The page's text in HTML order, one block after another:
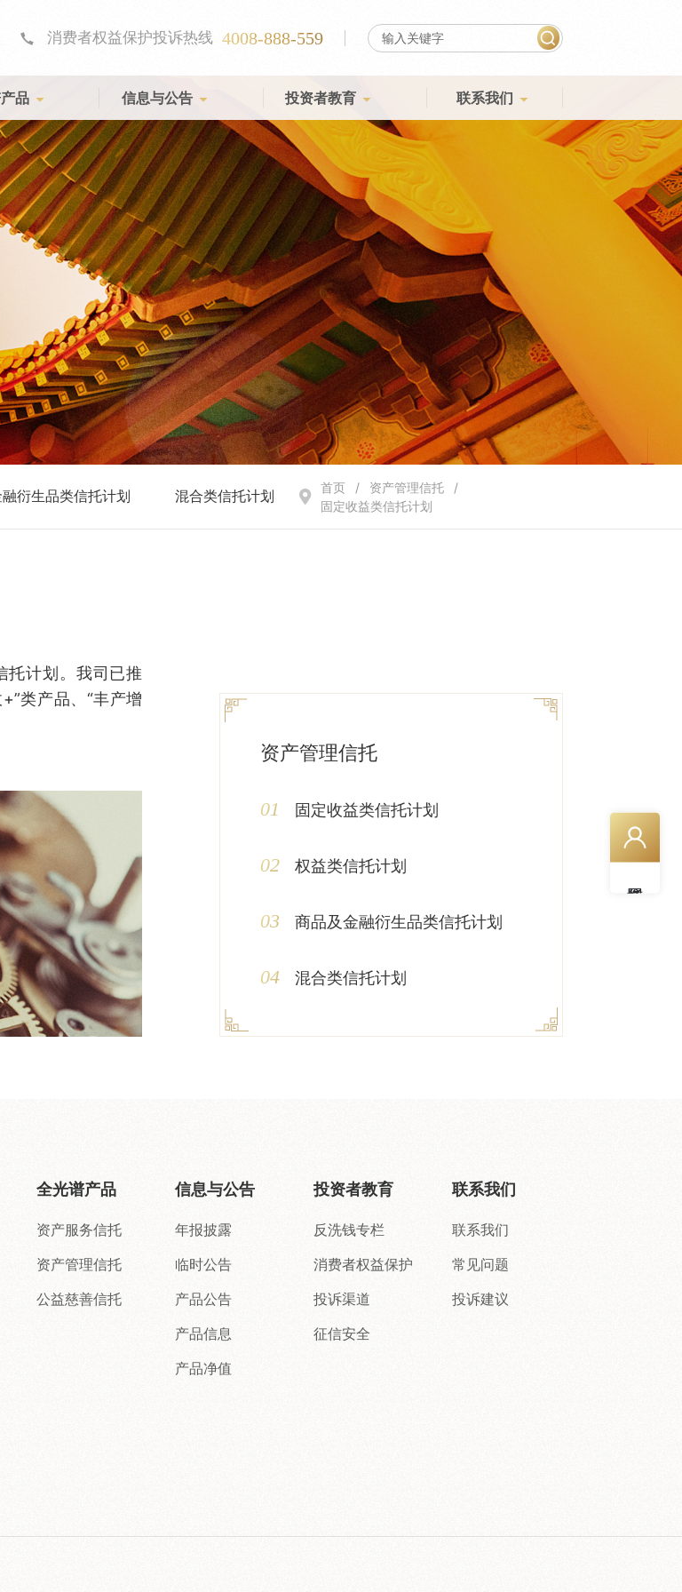
消费者权益保护投诉热线 4008-888-559
品 信息与公告 投资者教育 联系我们
衍生品类信托计划 混合类信托计划 首页 / 资产管理信托
/
固定收益类信托计划
托计划。我司已推
类产品、“丰产增
资产管理信托
01 固定收益类信托计划
02 权益类信托计划
03 商品及金融衍生品类信托计划
04 混合类信托计划
全光谱产品
资产服务信托
资产管理信托
公益慈善信托
信息与公告
年报披露
临时公告
产品公告
产品信息
产品净值
投资者教育
反洗钱专栏
消费者权益保护
投诉渠道
征信安全
联系我们
联系我们
常见问题
投诉建议